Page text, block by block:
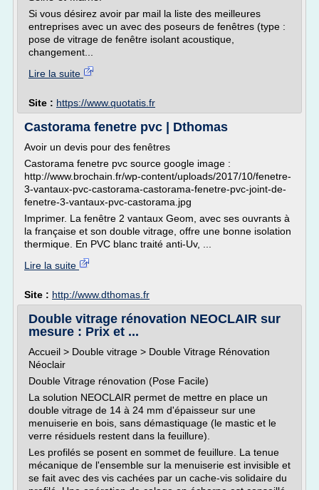
Si vous désirez avoir par mail la liste des meilleures
entreprises avec un avec des poseurs de fenêtres (type :
pose de vitrage de fenêtre isolant acoustique,
changement...
Lire la suite
Site : https://www.quotatis.fr
Castorama fenetre pvc | Dthomas
Avoir un devis pour des fenêtres
Castorama fenetre pvc source google image :
http://www.brochain.fr/wp-content/uploads/2017/10/fenetre-
3-vantaux-pvc-castorama-castorama-fenetre-pvc-joint-de-
fenetre-3-vantaux-pvc-castorama.jpg
Imprimer. La fenêtre 2 vantaux Geom, avec ses ouvrants à
la française et son double vitrage, offre une bonne isolation
thermique. En PVC blanc traité anti-Uv, ...
Lire la suite
Site : http://www.dthomas.fr
Double vitrage rénovation NEOCLAIR sur
mesure : Prix et ...
Accueil > Double vitrage > Double Vitrage Rénovation
Néoclair
Double Vitrage rénovation (Pose Facile)
La solution NEOCLAIR permet de mettre en place un
double vitrage de 14 à 24 mm d'épaisseur sur une
menuiserie en bois, sans démastiquage (le mastic et le
verre résiduels restent dans la feuillure).
Les profilés se posent en sommet de feuillure. La tenue
mécanique de l'ensemble sur la menuiserie est invisible et
se fait avec des vis cachées par un cache-vis solidaire du